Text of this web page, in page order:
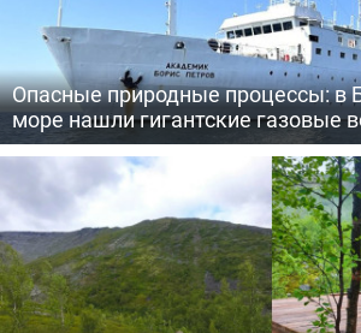
Опасные природные процессы: в
море нашли гигантские газовые